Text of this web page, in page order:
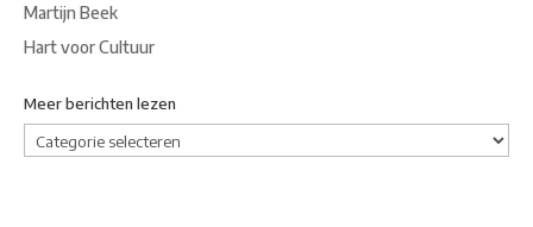
Martijn Beek
Hart voor Cultuur
Meer berichten lezen
Meer
berichten